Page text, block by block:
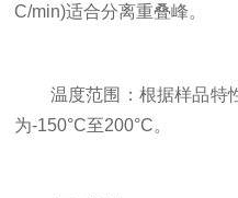
C/min)适合分离重叠峰。
温度范围：根据样品特性
为-150°C至200°C。